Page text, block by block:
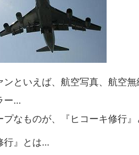
ンといえば、航空写真、航空
ー...
プなものが、『ヒコーキ修行
行』とは...